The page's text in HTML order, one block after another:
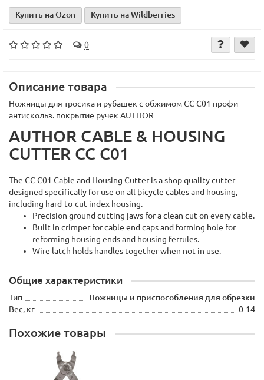
Купить на Ozon Купить на Wildberries
0
Описание товара
Ножницы для тросика и рубашек с обжимом CC C01 профи
антискольз. покрытие ручек AUTHOR
AUTHOR CABLE & HOUSING
CUTTER CC C01
The CC C01 Cable and Housing Cutter is a shop quality cutter
designed specifically for use on all bicycle cables and housing,
including hard-to-cut index housing.
Precision ground cutting jaws for a clean cut on every cable.
Built in crimper for cable end caps and forming hole for
reforming housing ends and housing ferrules.
Wire latch holds handles together when not in use.
Общие характеристики
Тип
Ножницы и приспособления для обрезки
Вес, кг
0.14
Похожие товары